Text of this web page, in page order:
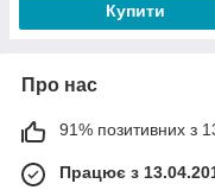
Купити
Про нас
91% позитивних з
Працює з